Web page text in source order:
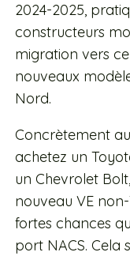
2024-2025,
constructeurs
migration vers
nouveaux
Nord.
Concrètement
achetez un
un Chevrolet
nouveau VE
fortes chances
port NACS. Cela